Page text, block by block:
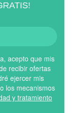
acepto que mis
recibir ofertas
ejercer mis
los mecanismos
y tratamiento